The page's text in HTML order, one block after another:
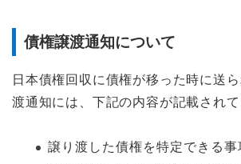
債権譲渡通知について
日本債権回収に債権が移った時に送
渡通知には、下記の内容が記載されて
譲り渡した債権を特定できる事